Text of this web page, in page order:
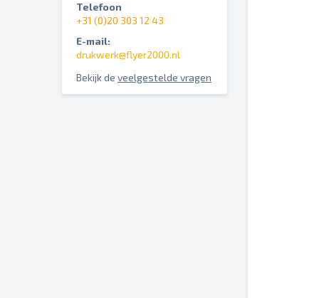
Telefoon
+31 (0)20 303 12 43
E-mail:
drukwerk@flyer2000.nl
Bekijk de veelgestelde vragen